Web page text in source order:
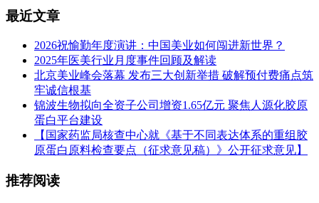
最近文章
2026祝愉勤年度演讲：中国美业如何闯进新世界？
2025年医美行业月度事件回顾及解读
北京美业峰会落幕 发布三大创新举措 破解预付费痛点筑
牢诚信根基
锦波生物拟向全资子公司增资1.65亿元 聚焦人源化胶原
蛋白平台建设
【国家药监局核查中心就《基于不同表达体系的重组胶
原蛋白原料检查要点（征求意见稿）》公开征求意见】
推荐阅读